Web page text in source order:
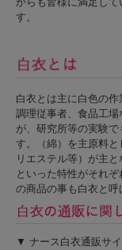
す。
白衣とは主に白色の
調理従事者、食品工
が、研究所等の実験
す。（綿）を主原料
リエステル等）が主
といった特性がそれ
の商品の事も白衣と呼
▼ ナース白衣通販サ